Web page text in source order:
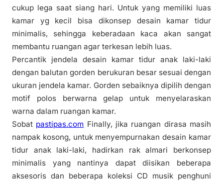
cukup lega saat siang hari. Untuk yang memiliki luas
kamar yg kecil bisa dikonsep desain kamar tidur
minimalis, sehingga keberadaan kaca akan sangat
membantu ruangan agar terkesan lebih luas.
Percantik jendela desain kamar tidur anak laki-laki
dengan balutan gorden berukuran besar sesuai dengan
ukuran jendela kamar. Gorden sebaiknya dipilih dengan
motif polos berwarna gelap untuk menyelaraskan
warna dalam ruangan kamar.
Sobat pastipas.com Finally, jika ruangan dirasa masih
nampak kosong, untuk menyempurnakan desain kamar
tidur anak laki-laki, hadirkan rak almari berkonsep
minimalis yang nantinya dapat diisikan beberapa
aksesoris dan beberapa koleksi CD musik penghuni